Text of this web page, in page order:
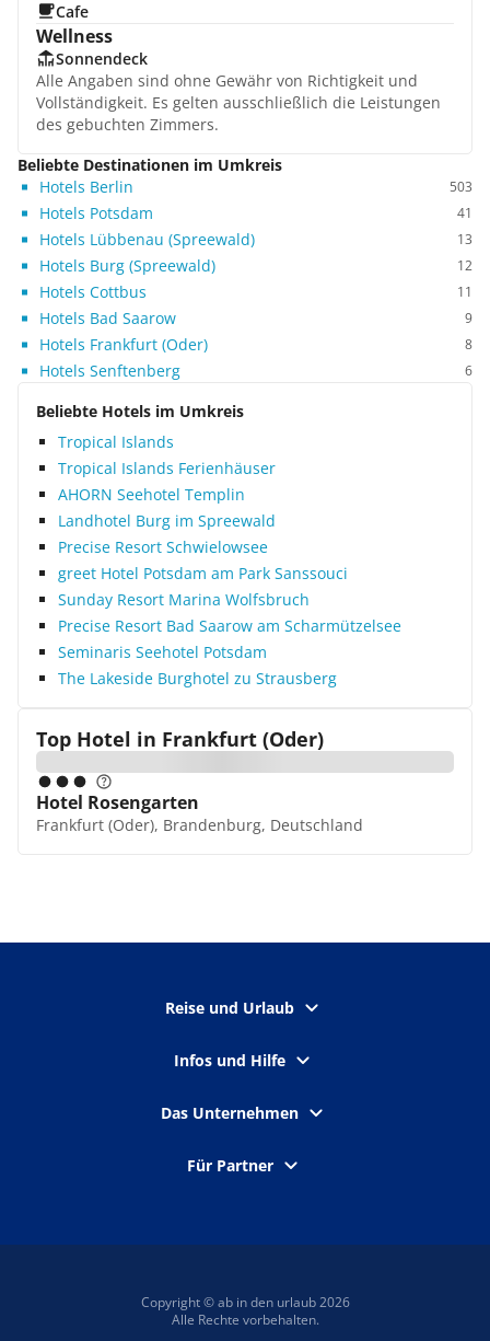
Cafe
Wellness
Sonnendeck
Alle Angaben sind ohne Gewähr von Richtigkeit und
Vollständigkeit. Es gelten ausschließlich die Leistungen
des gebuchten Zimmers.
Beliebte Destinationen im Umkreis
Hotels Berlin
503
Hotels Potsdam 41
Hotels Lübbenau (Spreewald) 13
Hotels Burg (Spreewald) 12
Hotels Cottbus 11
Hotels Bad Saarow 9
Hotels Frankfurt (Oder) 8
Hotels Senftenberg 6
Beliebte Hotels im Umkreis
Tropical Islands
Tropical Islands Ferienhäuser
AHORN Seehotel Templin
Landhotel Burg im Spreewald
Precise Resort Schwielowsee
greet Hotel Potsdam am Park Sanssouci
Sunday Resort Marina Wolfsbruch
Precise Resort Bad Saarow am Scharmützelsee
Seminaris Seehotel Potsdam
The Lakeside Burghotel zu Strausberg
Top Hotel in Frankfurt (Oder)
Hotel Rosengarten
Frankfurt (Oder), Brandenburg, Deutschland
Reise und Urlaub
Infos und Hilfe
Das Unternehmen
Für Partner
Copyright © ab in den urlaub 2026
Alle Rechte vorbehalten.